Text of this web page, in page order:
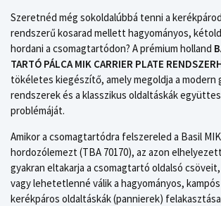
Szeretnéd még sokoldalúbbá tenni a
rendszerű kosarad mellett hagyományos,
hordani a csomagtartódon? A prémium holland
TARTÓ PÁLCA MIK CARRIER PLATE
tökéletes kiegészítő, amely megoldja a modern
rendszerek és a klasszikus oldaltáskák
problémáját.
Amikor a csomagtartódra felszereled a Basil
hordozólemezt (TBA 70170), az azon
gyakran eltakarja a csomagtartó oldalsó
vagy lehetetlenné válik a hagyományos,
kerékpáros oldaltáskák (pannierek)